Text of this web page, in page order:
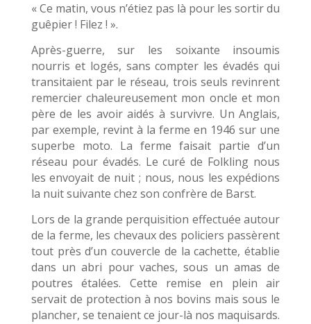
« Ce matin, vous n’étiez pas là pour les sortir du
guêpier ! Filez ! ».
Après-guerre, sur les soixante insoumis
nourris et logés, sans compter les évadés qui
transitaient par le réseau, trois seuls revinrent
remercier chaleureusement mon oncle et mon
père de les avoir aidés à survivre. Un Anglais,
par exemple, revint à la ferme en 1946 sur une
superbe moto. La ferme faisait partie d’un
réseau pour évadés. Le curé de Folkling nous
les envoyait de nuit ; nous, nous les expédions
la nuit suivante chez son confrère de Barst.
Lors de la grande perquisition effectuée autour
de la ferme, les chevaux des policiers passèrent
tout près d’un couvercle de la cachette, établie
dans un abri pour vaches, sous un amas de
poutres étalées. Cette remise en plein air
servait de protection à nos bovins mais sous le
plancher, se tenaient ce jour-là nos maquisards.